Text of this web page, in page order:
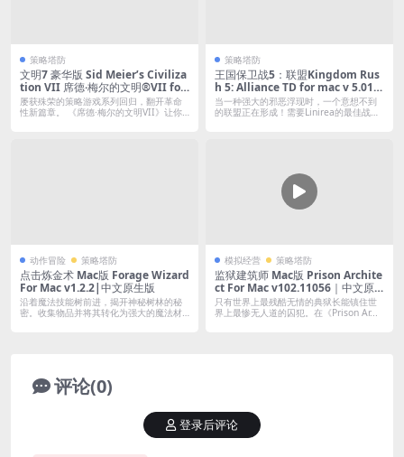
策略塔防
文明7 豪华版 Sid Meier’s Civiliza
tion VII 席德·梅尔的文明®VII for
mac v1.3.0.1｜中文破解版｜全DL
C（仅支持M芯片）
屡获殊荣的策略游戏系列回归，翻开革命
性新篇章。 《席德·梅尔的文明VII》让你
策略塔防
王国保卫战5：联盟Kingdom Rus
h 5: Alliance TD for mac v 5.01.2
4｜中文破解版｜含全DLC
当一种强大的邪恶浮现时，一个意想不到
的联盟正在形成！需要Linirea的最佳战
动作冒险 策略塔防
点击炼金术 Mac版 Forage Wizard
For Mac v1.2.2|中文原生版
沿着魔法技能树前进，揭开神秘树林的秘
密。收集物品并将其转化为强大的魔法材
模拟经营 策略塔防
监狱建筑师 Mac版 Prison Archite
ct For Mac v102.11056｜中文原
生版｜含全DLC
只有世界上最残酷无情的典狱长能镇住世
界上最惨无人道的囚犯。在《Prison Ar...
评论(0)
登录后评论